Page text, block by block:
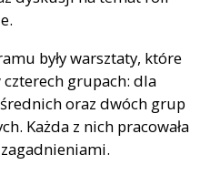
były warsztaty, które
grupach: dla
oraz dwóch grup
Każda z nich pracowała